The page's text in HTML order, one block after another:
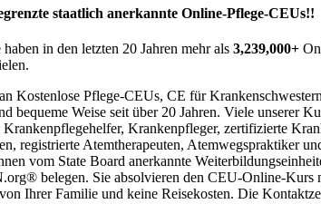
staatlich anerkannte Online-Pflege-CEUs!!
in den letzten 20 Jahren mehr als 3,239,000+
Kostenlose Pflege-CEUs, CE für
bequeme Weise seit über 20 Jahren. Viele unserer
Krankenpfleger, zertifizierte
registrierte Atemtherapeuten, Atemwegspraktiker
vom State Board anerkannte
belegen. Sie absolvieren den CEU-Online-
Ihrer Familie und keine Reisekosten. Die